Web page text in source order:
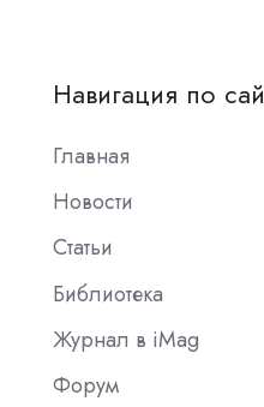
Навигация по
Главная
Новости
Статьи
Библиотека
Журнал в iMag
Форум